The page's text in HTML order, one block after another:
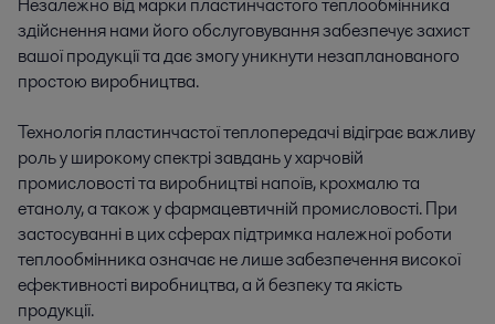
здійснення нами його обслуговування забезпечує захист
вашої продукції та дає змогу уникнути незапланованого
простою виробництва.
Технологія пластинчастої теплопередачі відіграє важливу
роль у широкому спектрі завдань у харчовій
промисловості та виробництві напоїв, крохмалю та
етанолу, а також у фармацевтичній промисловості. При
застосуванні в цих сферах підтримка належної роботи
теплообмінника означає не лише забезпечення високої
ефективності виробництва, а й безпеку та якість
продукції.